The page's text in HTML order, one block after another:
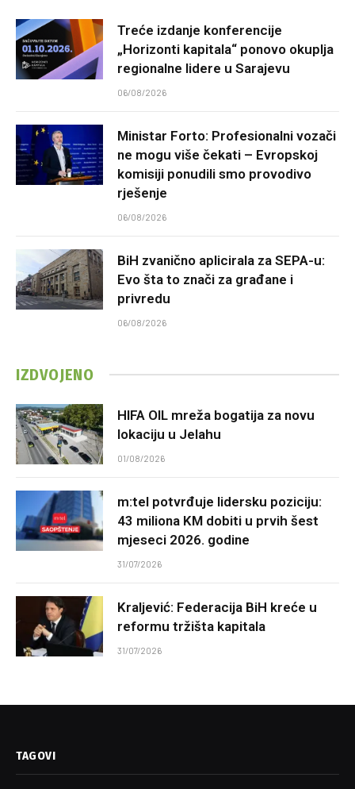
Treće izdanje konferencije
„Horizonti kapitala“ ponovo okuplja
regionalne lidere u Sarajevu
06/08/2026
Ministar Forto: Profesionalni vozači
ne mogu više čekati – Evropskoj
komisiji ponudili smo provodivo
rješenje
06/08/2026
BiH zvanično aplicirala za SEPA-u:
Evo šta to znači za građane i
privredu
06/08/2026
IZDVOJENO
HIFA OIL mreža bogatija za novu
lokaciju u Jelahu
01/08/2026
m:tel potvrđuje lidersku poziciju:
43 miliona KM dobiti u prvih šest
mjeseci 2026. godine
31/07/2026
Kraljević: Federacija BiH kreće u
reformu tržišta kapitala
31/07/2026
TAGOVI